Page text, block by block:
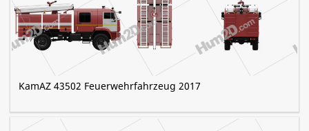
KamAZ 43502 Feuerwehrfahrzeug 2017